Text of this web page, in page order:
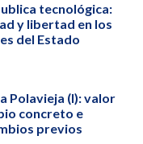
tecnológica:
y libertad en los
del Estado
Polavieja (I): valor
concreto e
previos